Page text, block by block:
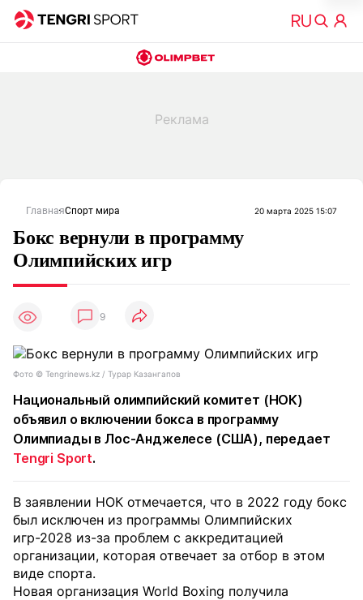
ГлавнаяСпорт мира 20 марта 2025 15:07
Бокс вернули в программу
Олимпийских игр
9
Фото ©️ Tengrinews.kz / Турар Казангапов
Национальный олимпийский комитет (НОК)
объявил о включении бокса в программу
Олимпиады в Лос-Анджелесе (США), передает
Tengri Sport.
В заявлении НОК отмечается, что в 2022 году бокс
был исключен из программы Олимпийских
игр-2028 из-за проблем с аккредитацией
организации, которая отвечает за отбор в этом
виде спорта.
Новая организация World Boxing получила